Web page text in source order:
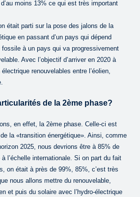
moins 13% ce qui est très important
était parti sur la pose des jalons de la
en passant d’un pays qui dépend
à un pays qui va progressivement
Avec l’objectif d’arriver en 2020 à
renouvelables entre l’éolien,
de la 2ème phase?
en effet, la 2ème phase. Celle-ci est
la «transition énergétique». Ainsi, comme
2025, nous devrions être à 85% de
l’échelle internationale. Si on part du fait
on était à près de 99%, 85%, c’est très
nous allons mettre du renouvelable,
et puis du solaire avec l’hydro-électrique